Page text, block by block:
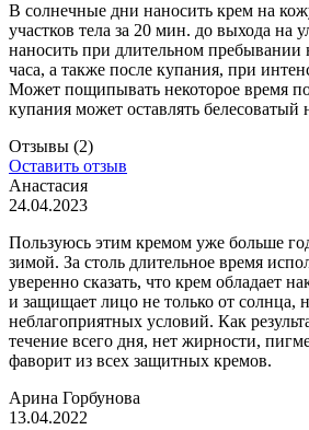
В солнечные дни наносить крем на
участков тела за 20 мин. до выхода на
наносить при длительном пребывании
часа, а также после купания, при
Может пощипывать некоторое время
купания может оставлять белесоватый
Отзывы (2)
Оставить отзыв
Анастасия
24.04.2023
Пользуюсь этим кремом уже больше
зимой. За столь длительное время
уверенно сказать, что крем обладает
и защищает лицо не только от солнца,
неблагоприятных условий. Как
течение всего дня, нет жирности,
фаворит из всех защитных кремов.
Арина Горбунова
13.04.2022